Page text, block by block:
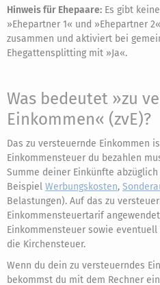
Hinweis für Ehepaare: Es gibt
»Ehepartner 1« und »Ehepartner
zusammen und aktiviert bei
Ehegattensplitting mit »Ja«.
Was bedeutet »zu
Einkommen« (zvE)?
Das zu versteuernde Einkommen
Einkommensteuer du bezahlen
Summe deiner Einkünfte
Beispiel Werbungskosten,
Belastungen). Auf das zu
Einkommensteuertarif
Einkommensteuer sowie
die Kirchensteuer.
Wenn du dein zu versteuerndes
bekommst du mit dem Rechner